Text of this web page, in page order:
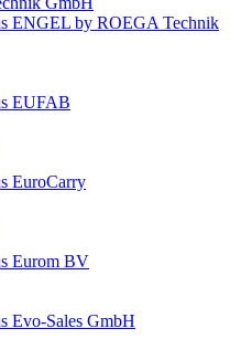
ENGEL by ROEGA Technik
EUFAB
EuroCarry
Eurom BV
Evo-Sales GmbH